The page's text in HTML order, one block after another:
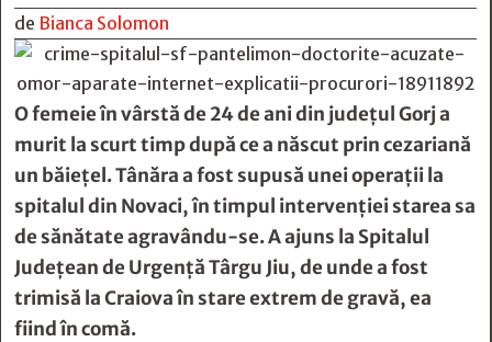
de Bianca Solomon
O femeie în vârstă de 24 de ani din judeţul Gorj a
murit la scurt timp după ce a născut prin cezariană
un băieţel. Tânăra a fost supusă unei operaţii la
spitalul din Novaci, în timpul intervenţiei starea sa
de sănătate agravându-se. A ajuns la Spitalul
Judeţean de Urgenţă Târgu Jiu, de unde a fost
trimisă la Craiova în stare extrem de gravă, ea
fiind în comă.